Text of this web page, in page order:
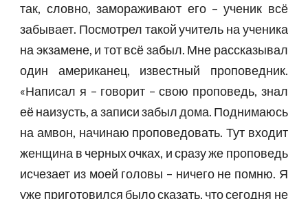
так, словно, замораживают его – ученик всё
забывает. Посмотрел такой учитель на ученика
на экзамене, и тот всё забыл. Мне рассказывал
один американец, известный проповедник.
«Написал я – говорит – свою проповедь, знал
её наизусть, а записи забыл дома. Поднимаюсь
на амвон, начинаю проповедовать. Тут входит
женщина в черных очках, и сразу же проповедь
исчезает из моей головы – ничего не помню. Я
уже приготовился было сказать, что сегодня не